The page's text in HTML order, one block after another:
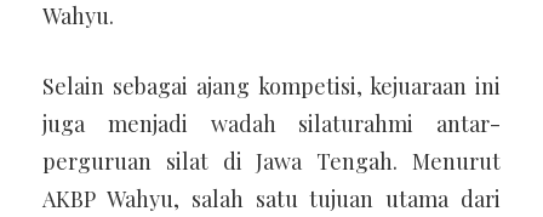
Wahyu.
Selain sebagai ajang kompetisi, kejuaraan ini
juga menjadi wadah silaturahmi antar-
perguruan silat di Jawa Tengah. Menurut
AKBP Wahyu, salah satu tujuan utama dari